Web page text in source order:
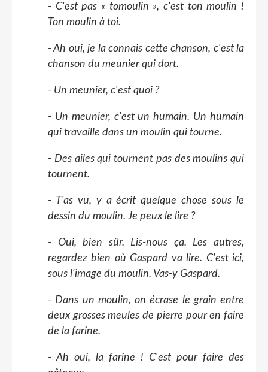
- C'est pas « tomoulin », c'est ton moulin !
Ton moulin à toi.
- Ah oui, je la connais cette chanson, c'est la
chanson du meunier qui dort.
- Un meunier, c'est quoi ?
- Un meunier, c'est un humain. Un humain
qui travaille dans un moulin qui tourne.
- Des ailes qui tournent pas des moulins qui
tournent.
- T'as vu, y a écrit quelque chose sous le
dessin du moulin. Je peux le lire ?
- Oui, bien sûr. Lis-nous ça. Les autres,
regardez bien où Gaspard va lire. C'est ici,
sous l'image du moulin. Vas-y Gaspard.
- Dans un moulin, on écrase le grain entre
deux grosses meules de pierre pour en faire
de la farine.
- Ah oui, la farine ! C'est pour faire des